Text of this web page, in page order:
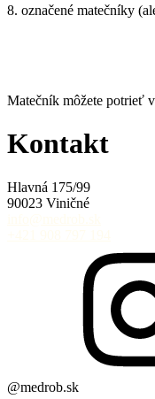
8. označené matečníky
Matečník môžete potrieť
Kontakt
Hlavná 175/99
90023 Viničné
@medrob.sk